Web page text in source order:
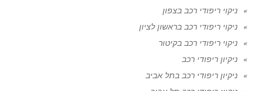
ניקוי ריפודי רכב בצפון
ניקוי ריפודי רכב בראשון לציון
ניקוי ריפודי רכב בקיטור
ניקיון ריפודי רכב
ניקיון ריפודי רכב בתל אביב